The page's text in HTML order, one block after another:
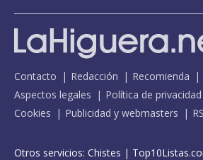
Contacto Redacción Recomienda
Aspectos legales
Política de privacidad
Cookies
Publicidad y webmasters
Otros servicios: Chistes |